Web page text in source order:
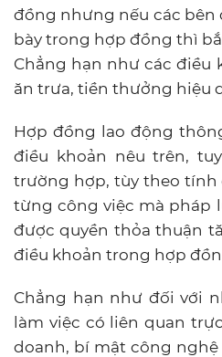
đồng nhưng nếu các bên
bày trong hợp đồng thì
Chẳng hạn như các điều
ăn trưa, tiền thưởng hiệu
Hợp đồng lao động
điều khoản nêu trên,
trường hợp, tùy theo tính
từng công việc mà pháp
được quyền thỏa thuận
điều khoản trong hợp
Chẳng hạn như đối với
làm việc có liên quan
doanh, bí mật công